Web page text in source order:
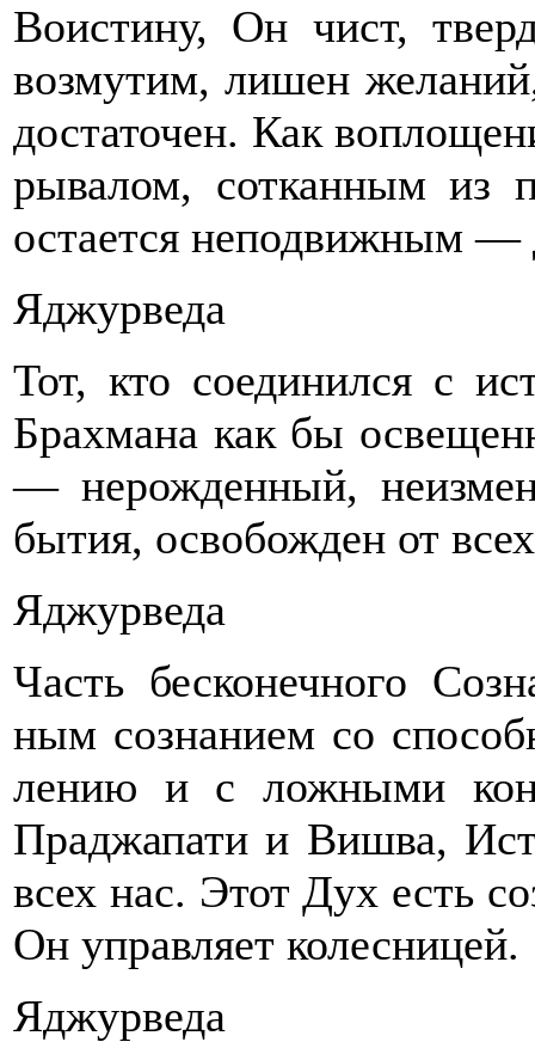
Воистину, Он чист,
возмутим, лишен
достаточен. Как
рывалом, сотканным из
ос­тается неподвижным —
Яджурведа
Тот, кто соединился с
Брахмана как бы
— нерожденный,
бы­тия, освобожден от
Яджурведа
Часть бесконечного
ным сознанием со
лению и с ложными
Праджапати и Вишва,
всех нас. Этот Дух есть
Он управляет колесницей.
Яджурведа